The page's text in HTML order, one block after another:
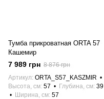
Тумба прикроватная ORTA 57
Кашемир
7 989 грн 8 876 грн
Артикул ORTA_S57_KASZMIR
Высота, см 57 Глубина, см 39
Ширина, см 57